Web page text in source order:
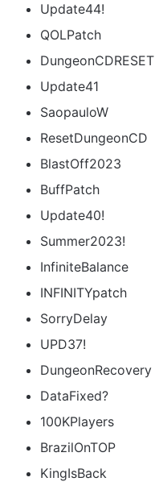
Update44!
QOLPatch
DungeonCDRESET
Update41
SaopauloW
ResetDungeonCD
BlastOff2023
BuffPatch
Update40!
Summer2023!
InfiniteBalance
INFINITYpatch
SorryDelay
UPD37!
DungeonRecovery
DataFixed?
100KPlayers
BrazilOnTOP
KingIsBack